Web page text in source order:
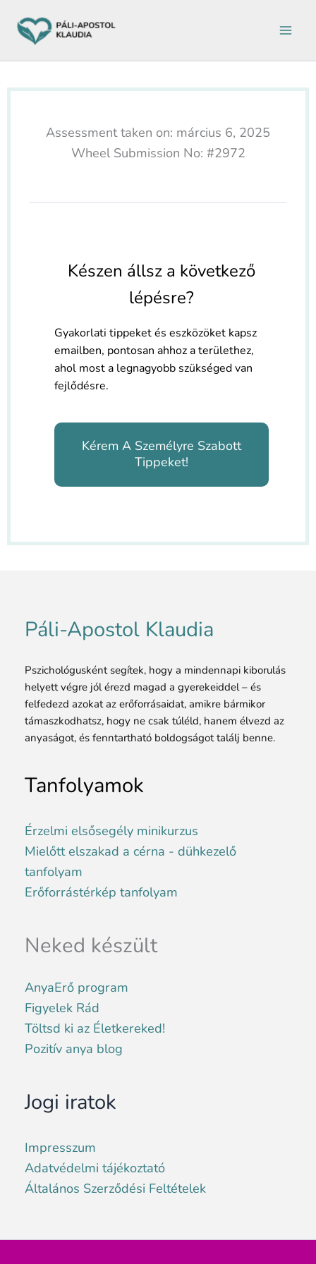
tartalomra
Assessment taken on: március 6, 2025
Wheel Submission No: #2972
Készen állsz a következő
lépésre?
Gyakorlati tippeket és eszközöket kapsz
emailben, pontosan ahhoz a területhez,
ahol most a legnagyobb szükséged van
fejlődésre.
Kérem A Személyre Szabott
Tippeket!
Páli-Apostol Klaudia
Pszichológusként segítek, hogy a mindennapi kiborulás
helyett végre jól érezd magad a gyerekeiddel – és
felfedezd azokat az erőforrásaidat, amikre bármikor
támaszkodhatsz, hogy ne csak túléld, hanem élvezd az
anyaságot, és fenntartható boldogságot találj benne.
Tanfolyamok
Érzelmi elsősegély minikurzus
Mielőtt elszakad a cérna - dühkezelő
tanfolyam
Erőforrástérkép tanfolyam
Neked készült
AnyaErő program
Figyelek Rád
Töltsd ki az Életkereked!
Pozitív anya blog
Jogi iratok
Impresszum
Adatvédelmi tájékoztató
Általános Szerződési Feltételek